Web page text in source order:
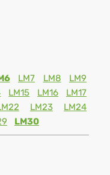
LM7 LM8
LM9
LM15 LM16
LM17
LM23
LM24
LM30